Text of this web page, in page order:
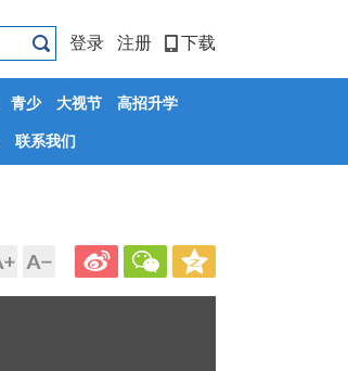
登录 注册 下载
青少 大视节
高招升学
联系我们